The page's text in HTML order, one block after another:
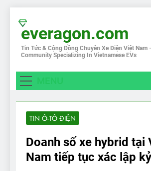
content
everagon.com
Tin Tức & Cộng Đồng Chuyên Xe Điện Việt Nam
Community Specializing In Vietnamese EVs
TIN Ô-TÔ ĐIỆN
Doanh số xe hybrid tại
Nam tiếp tục xác lập